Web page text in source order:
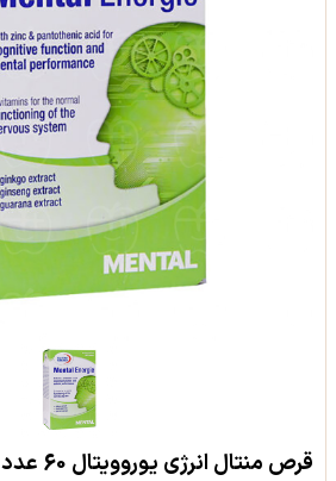
قرص منتال انرژی یوروویتال 60 عدد